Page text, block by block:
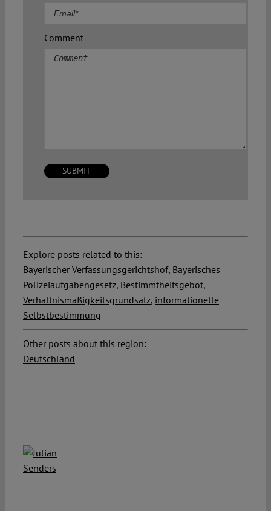
Comment
Explore posts related to this:
Bayerischer Verfassungsgerichtshof, Bayerisches
Polizeiaufgabengesetz, Bestimmtheitsgebot,
Verhältnismäßigkeitsgrundsatz, informationelle
Selbstbestimmung
Other posts about this region:
Deutschland